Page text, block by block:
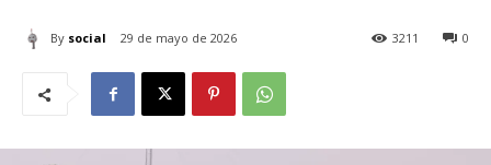
By social 29 de mayo de 2026 0
3211